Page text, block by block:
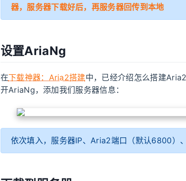
器，服务器下载好后，再服务器回传到本地
设置AriaNg
在下载神器：Aria2搭建中，已经介绍怎么搭建
开AriaNg，添加我们服务器信息：
依次填入，服务器IP、Aria2端口（默认6800）